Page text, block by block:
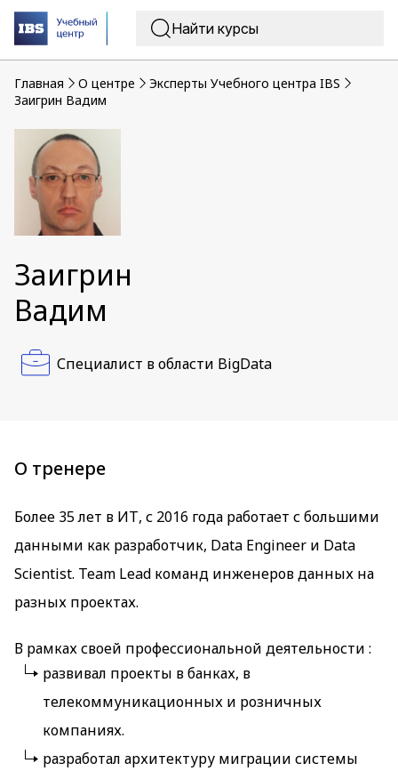
Главная O центре
Эксперты Учебного центра IBS
Заигрин Вадим
Заигрин
Вадим
Специалист в области BigData
О тренере
Более 35 лет в ИТ, с 2016 года работает с большими
данными как разработчик, Data Engineer и Data
Scientist. Team Lead команд инженеров данных на
разных проектах.
В рамках своей профессиональной деятельности :
развивал проекты в банках, в
телекоммуникационных и розничных
компаниях.
разработал архитектуру миграции системы